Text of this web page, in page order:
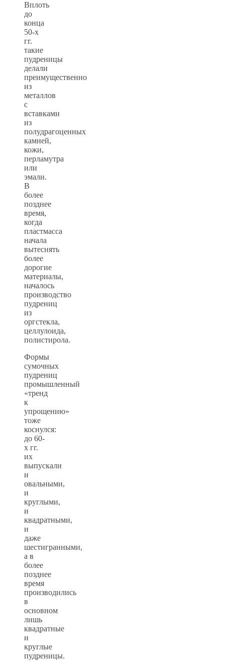
Вплоть
до
конца
50-х
гг.
такие
пудреницы
делали
преимущественно
из
металлов
с
вставками
из
полудрагоценных
камней,
кожи,
перламутра
или
эмали.
В
более
позднее
время,
когда
пластмасса
начала
вытеснять
более
дорогие
материалы,
началось
производство
пудрениц
из
оргстекла,
целлулоида,
полистирола.
Формы
сумочных
пудрениц
промышленный
«тренд
к
упрощению»
тоже
коснулся:
до 60-
х гг.
их
выпускали
и
овальными,
и
круглыми,
и
квадратными,
и
даже
шестигранными,
а в
более
позднее
время
производились
в
основном
лишь
квадратные
и
круглые
пудреницы.